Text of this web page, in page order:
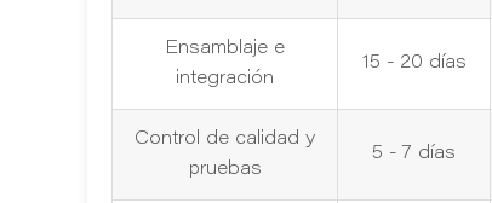
Ensamblaje e
integración
15 - 20 días
Control de calidad y
pruebas
5 - 7 días